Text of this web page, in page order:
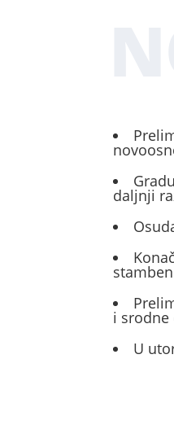
daljnji
i srodne
U